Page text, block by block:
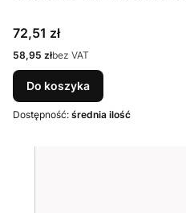
Cena
72,51 zł
Cena
58,95 złbez VAT
Do koszyka
Dostępność: średnia ilość